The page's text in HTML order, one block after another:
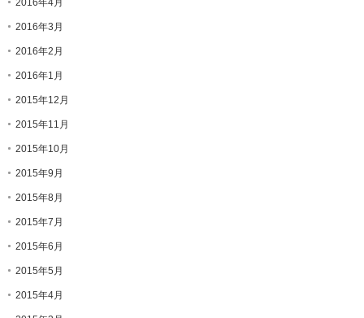
2016年3月
2016年2月
2016年1月
2015年12月
2015年11月
2015年10月
2015年9月
2015年8月
2015年7月
2015年6月
2015年5月
2015年4月